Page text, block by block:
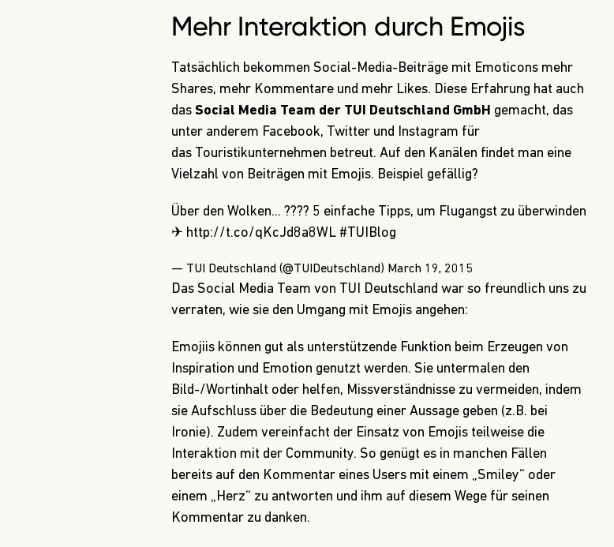
✈http://t.co/qKcJd8a8WL #TUIBlog
— TUI Deutschland (@TUIDeutschland) March 19, 2015
Das Social Media Team von TUI Deutschland war so freundlich uns zu
verraten, wie sie den Umgang mit Emojis angehen:
Emojiis können gut als unterstützende Funktion beim Erzeugen von
Inspiration und Emotion genutzt werden. Sie untermalen den
Bild-/Wortinhalt oder helfen, Missverständnisse zu vermeiden, indem
sie Aufschluss über die Bedeutung einer Aussage geben (z.B. bei
Ironie). Zudem vereinfacht der Einsatz von Emojis teilweise die
bereits auf den Kommentar eines Users mit einem „Smiley“ oder
einem „Herz“ zu antworten und ihm auf diesem Wege für seinen
Kommentar zu danken.
Unser Einsatz von Emojiis wird von der Community auf allen Kanälen
sehr gut angenommen. In der Facebook-Timeline fallen sie (immer
noch) besonders ins Auge. Zum Teil antworten unsere Fans und
Follower nicht mehr mit langen Textpassagen, sondern mit Emojiis.
Gerade gezielte Aufforderungen an unserer Follower auf Instagram
wie beispielsweise „Hands up if you’d like to jump into this pool right
now!“ oder „Give us a smile!“ funktionieren sehr gut und sorgen für
hohe Interaktionsraten. Eine Kombination aus Foto, Emoji und
empathischer Ansprache machen die Kommunikation in sozialen